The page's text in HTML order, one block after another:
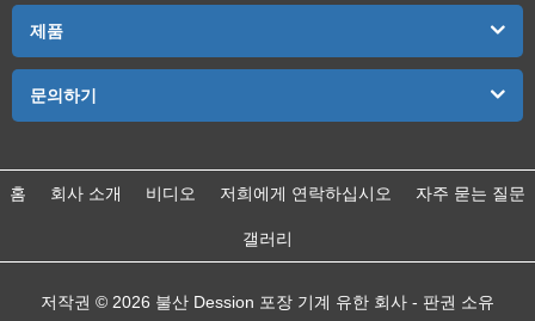
제품
문의하기
홈 회사 소개 비디오 저희에게 연락하십시오 자주 묻는 질문
갤러리
저작권 © 2026 불산 Dession 포장 기계 유한 회사 - 판권 소유